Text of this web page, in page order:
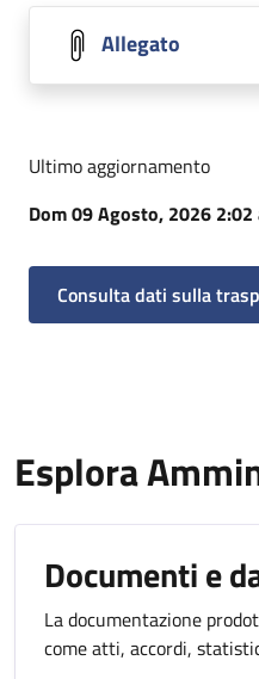
Allegato
Ultimo aggiornamento
Dom 09 Agosto, 2026 2:02
Consulta dati sulla
Esplora
Documenti e
La documentazione
come atti, accordi,